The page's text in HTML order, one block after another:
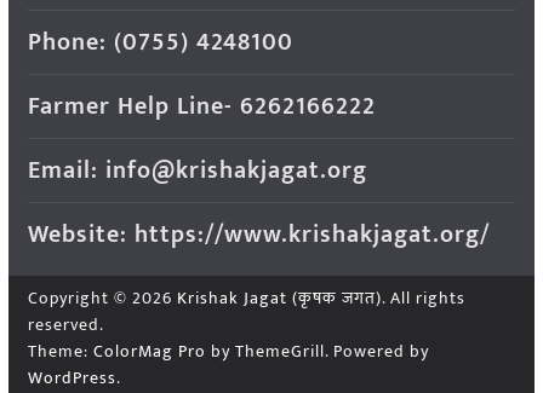
Phone: (0755) 4248100
Farmer Help Line- 6262166222
Email: info@krishakjagat.org
Website: https://www.krishakjagat.org/
Copyright © 2026 Krishak Jagat (कृषक जगत). All rights
reserved.
Theme: ColorMag Pro by ThemeGrill. Powered by
WordPress.